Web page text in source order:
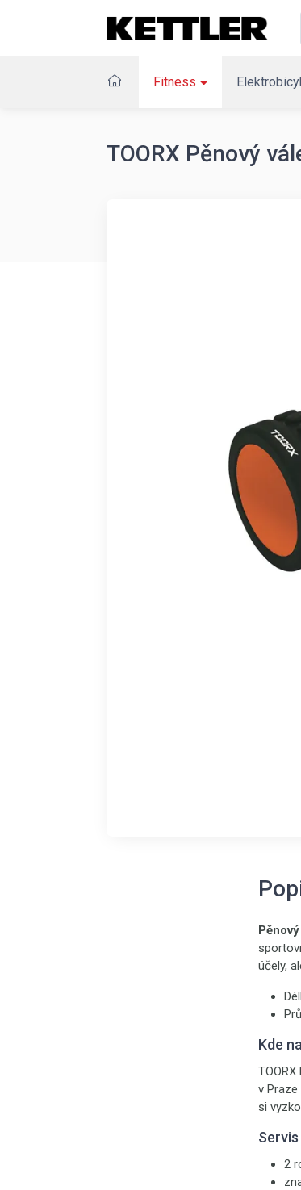
Fitness
TOORX Pěnový
účely,
Kde
v
si
2